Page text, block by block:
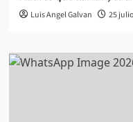
Luis Angel Galvan 25